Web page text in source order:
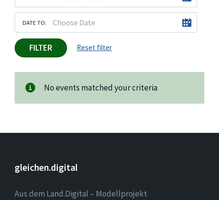
DATE TO:
FILTER Reset filter
No events matched your criteria
gleichen.digital
Aus dem Land.Digital – Modellprojekt